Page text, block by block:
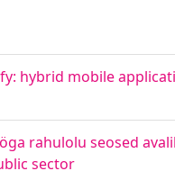
hybrid mobile
rahulolu seosed
sector